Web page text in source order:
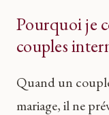
Pourquoi je
couples
Quand un
mariage, il ne